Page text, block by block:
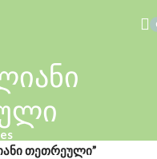
თეთრეული”